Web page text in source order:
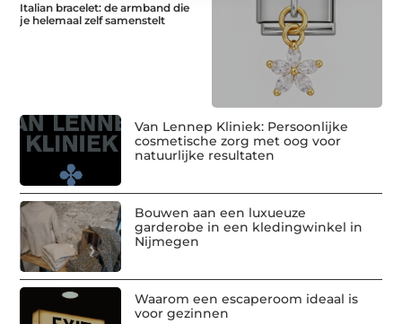
Italian bracelet: de armband die
je helemaal zelf samenstelt
Van Lennep Kliniek: Persoonlijke
cosmetische zorg met oog voor
natuurlijke resultaten
Bouwen aan een luxueuze
garderobe in een kledingwinkel in
Nijmegen
Waarom een escaperoom ideaal is
voor gezinnen